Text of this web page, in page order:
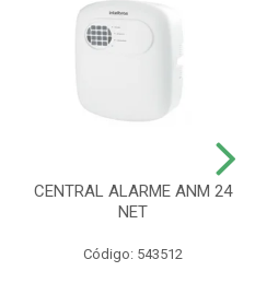
CENTRAL ALARME ANM 24
NET
Código: 543512